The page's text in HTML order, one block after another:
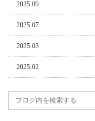
2025.09
2025.07
2025.03
2025.02